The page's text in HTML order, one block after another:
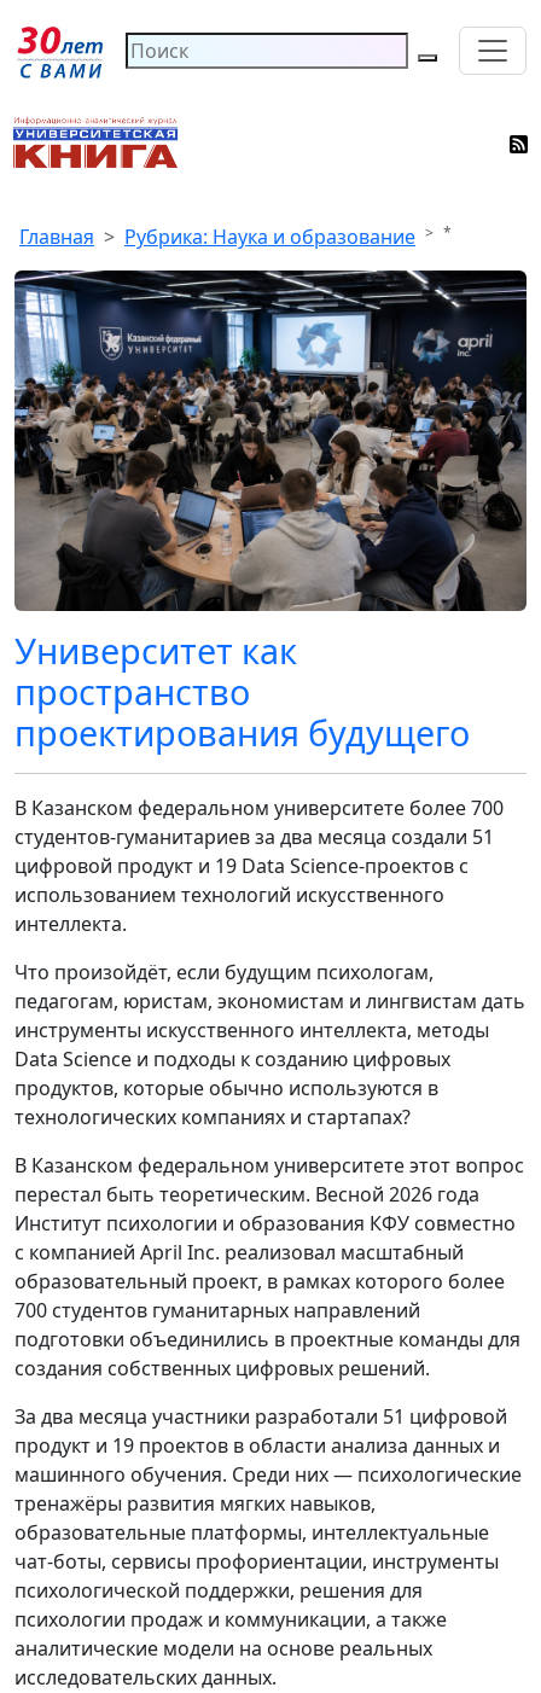
Главная Рубрика: Наука и образование *
Университет как
пространство
проектирования будущего
В Казанском федеральном университете более 700
студентов-гуманитариев за два месяца создали 51
цифровой продукт и 19 Data Science-проектов с
использованием технологий искусственного
интеллекта.
Что произойдёт, если будущим психологам,
педагогам, юристам, экономистам и лингвистам дать
инструменты искусственного интеллекта, методы
Data Science и подходы к созданию цифровых
продуктов, которые обычно используются в
технологических компаниях и стартапах?
В Казанском федеральном университете этот вопрос
перестал быть теоретическим. Весной 2026 года
Институт психологии и образования КФУ совместно
с компанией April Inc. реализовал масштабный
образовательный проект, в рамках которого более
700 студентов гуманитарных направлений
подготовки объединились в проектные команды для
создания собственных цифровых решений.
За два месяца участники разработали 51 цифровой
продукт и 19 проектов в области анализа данных и
машинного обучения. Среди них — психологические
тренажёры развития мягких навыков,
образовательные платформы, интеллектуальные
чат-боты, сервисы профориентации, инструменты
психологической поддержки, решения для
психологии продаж и коммуникации, а также
аналитические модели на основе реальных
исследовательских данных.